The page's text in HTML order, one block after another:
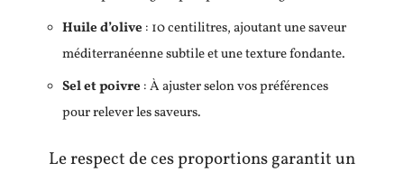
Huile d’olive : 10 centilitres, ajoutant une saveur
méditerranéenne subtile et une texture fondante.
Sel et poivre : À ajuster selon vos préférences
pour relever les saveurs.
Le respect de ces proportions garantit un